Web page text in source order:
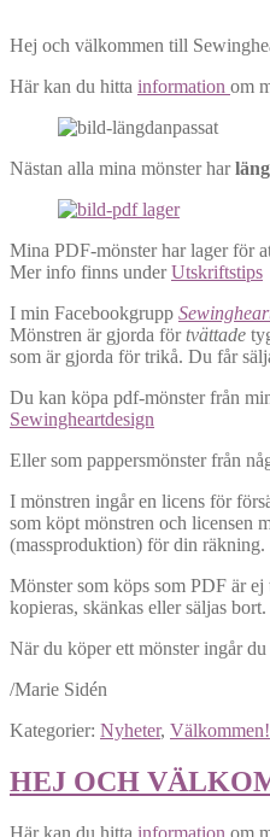
Hej och välkommen till
Här kan du hitta information om
Nästan alla mina mönster har
Mina PDF-mönster har lager för
Mer info finns underUtskriftstips
I min Facebookgrupp
Mönstren är gjorda förtvättade
som är gjorda för trikå. Du får
Du kan köpa pdf-mönster från
Sewingheartdesign
Eller som pappersmönster från
I mönstren ingår en licens för
som köpt mönstren och licensen
(massproduktion) för din räkning.
Mönster som köps som PDF är
kopieras, skänkas eller säljas
När du köper ett mönster ingår
/Marie Sidén
Kategorier: Nyheter, Välkommen!
HEJ OCH
Här kan du hitta information om